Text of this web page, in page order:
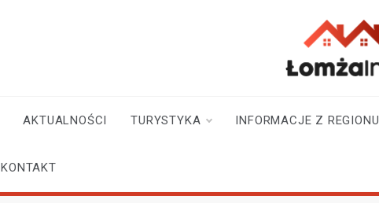
i okolicy
AKTUALNOŚCI TURYSTYKA INFORMACJE Z REGIONU
KONTAKT